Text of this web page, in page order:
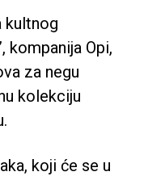
kultnog
kompanija Opi,
za negu
kolekciju
koji će se u